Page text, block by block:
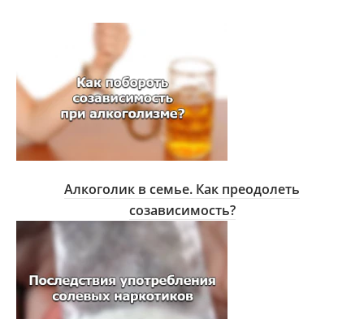
Алкоголик в семье. Как преодолеть
созависимость?